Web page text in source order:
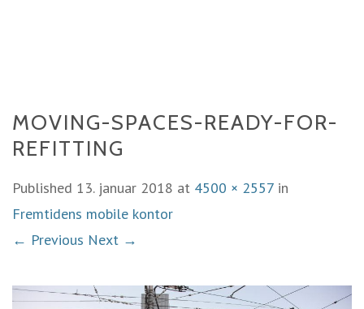
MOVING-SPACES-READY-FOR-
REFITTING
Published 13. januar 2018 at 4500 × 2557 in
Fremtidens mobile kontor
← Previous Next →